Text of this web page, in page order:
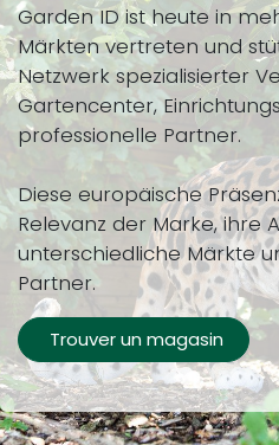
Garden ID ist heute in
Märkten vertreten und
Netzwerk spezialisierter
Gartencenter,
professionelle Partner.
Diese europäische
Relevanz der Marke, ihre
unterschiedliche Märkte
Partner.
Trouver un magasin